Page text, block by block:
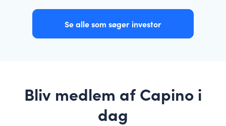
Se alle som søger investor
Bliv medlem af Capino i
dag